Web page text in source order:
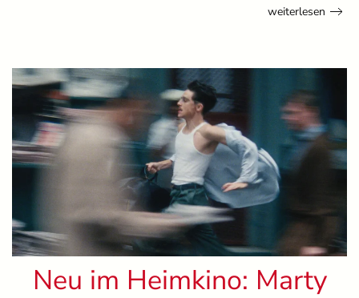
weiterlesen
Neu im Heimkino: Marty